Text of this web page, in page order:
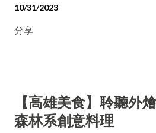
10/31/2023
分享
【高雄美食】聆聽外
森林系創意料理